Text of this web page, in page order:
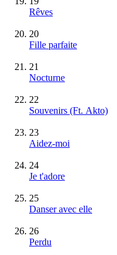
Rêves
20
Fille parfaite
21
Nocturne
22
Souvenirs (Ft. Akto)
23
Aidez-moi
24
Je t'adore
25
Danser avec elle
26
Perdu